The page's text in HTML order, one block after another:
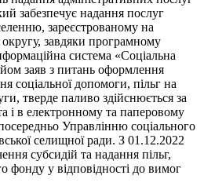
забезпечує надання послуг
зареєстрованому на
округу, завдяки програмному
система «Соціальна
заяв з питань оформлення
соціальної допомоги, пільг на
тверде паливо здійснюється за
і в електронному та паперовому
Управлінню соціального
селищної ради. З 01.12.2022
субсидій та надання пільг,
фонду у відповідності до вимог